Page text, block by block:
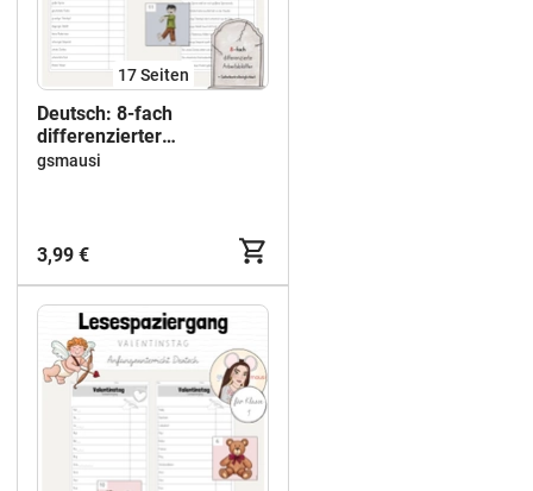
17Seiten
Deutsch: 8-fach
differenzierter
Lesespaziergang
gsmausi
3,99 €